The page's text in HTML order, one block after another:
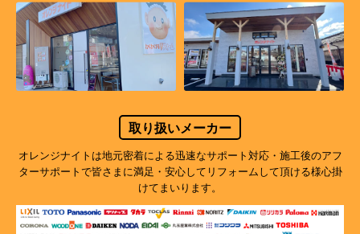
取り扱いメーカー
オレンジナイトは地元密着による迅速なサポート対応・施工後のアフ
ターサポートで皆さまに満足・安心してリフォームして頂ける様心掛
けてまいります。